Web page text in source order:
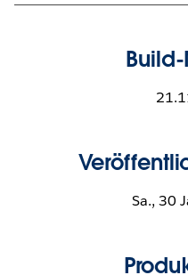
Sa., 30